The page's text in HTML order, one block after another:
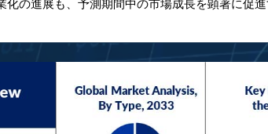
の進展も、予測期間中の市場成長を顕著に促